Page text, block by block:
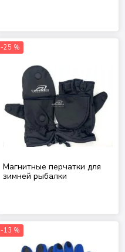
-25 %
Магнитные перчатки для
зимней рыбалки
-13 %